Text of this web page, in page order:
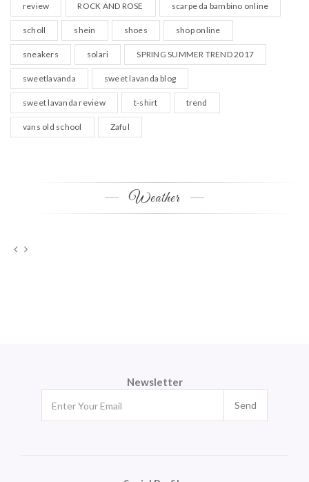
review ROCK AND ROSE scarpe da bambino online
scholl shein shoes shop online
sneakers solari SPRING SUMMER TREND 2017
sweetlavanda sweet lavanda blog
sweet lavanda review t-shirt trend
vans old school Zaful
Weather
Newsletter
Send